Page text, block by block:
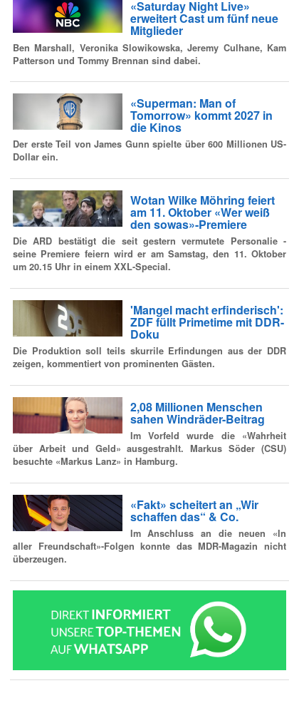
«Saturday Night Live»
erweitert Cast um fünf neue
Mitglieder
Ben Marshall, Veronika Slowikowska, Jeremy Culhane, Kam
Patterson und Tommy Brennan sind dabei.
«Superman: Man of
Tomorrow» kommt 2027 in
die Kinos
Der erste Teil von James Gunn spielte über 600 Millionen US-
Dollar ein.
Wotan Wilke Möhring feiert
am 11. Oktober «Wer weiß
den sowas»-Premiere
Die ARD bestätigt die seit gestern vermutete Personalie -
seine Premiere feiern wird er am Samstag, den 11. Oktober
um 20.15 Uhr in einem XXL-Special.
'Mangel macht erfinderisch':
ZDF füllt Primetime mit DDR-
Doku
Die Produktion soll teils skurrile Erfindungen aus der DDR
zeigen, kommentiert von prominenten Gästen.
2,08 Millionen Menschen
sahen Windräder-Beitrag
Im Vorfeld wurde die «Wahrheit
über Arbeit und Geld» ausgestrahlt. Markus Söder (CSU)
besuchte «Markus Lanz» in Hamburg.
«Fakt» scheitert an „Wir
schaffen das“ & Co.
Im Anschluss an die neuen «In
aller Freundschaft»-Folgen konnte das MDR-Magazin nicht
überzeugen.